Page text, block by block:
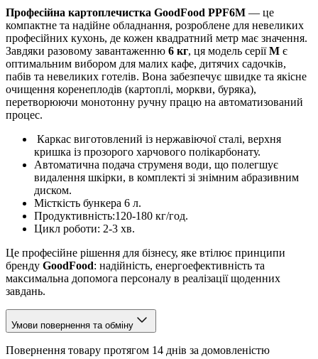
Професійна картоплечистка GoodFood PPF6M — це
компактне та надійне обладнання, розроблене для невеликих
професійних кухонь, де кожен квадратний метр має значення.
Завдяки разовому завантаженню 6 кг, ця модель серіїM є
оптимальним вибором для малих кафе, дитячих садочків,
пабів та невеликих готелів. Вона забезпечує швидке та якісне
очищення коренеплодів (картоплі, моркви, буряка),
перетворюючи монотонну ручну працю на автоматизований
процес.
Каркас виготовлений із нержавіючої сталі, верхня
кришка із прозорого харчового полікарбонату.
Автоматична подача струменя води, що полегшує
видалення шкірки, в комплекті зі знімним абразивним
диском.
Місткість бункера 6 л.
Продуктивність:120-180 кг/год.
Цикл роботи: 2-3 хв.
Це професійне рішення для бізнесу, яке втілює принципи
бренду GoodFood: надійність, енергоефективність та
максимальна допомога персоналу в реалізації щоденних
завдань.
Умови повернення та обміну
Повернення товару протягом 14 днів за домовленістю